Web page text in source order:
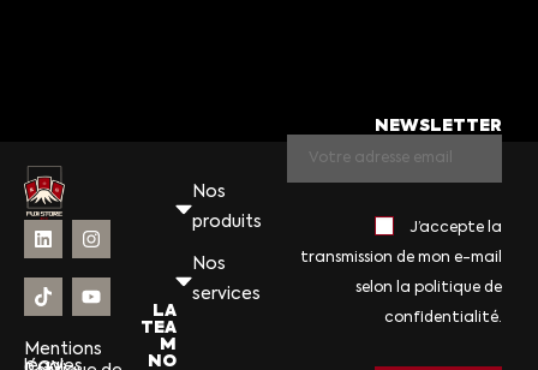
Mentions
Nos
produits
Nos
services
LA
TEA
M
NO
NEWSLETTER
J’accepte la
transmission de mon e-mail
selon la politique de
confidentialité.